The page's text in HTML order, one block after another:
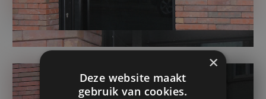
×
Deze website maakt
gebruik van cookies.